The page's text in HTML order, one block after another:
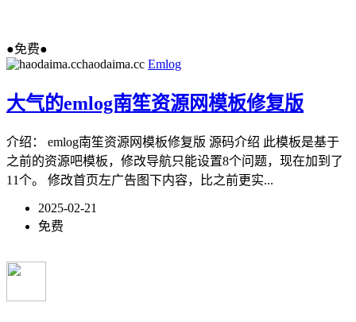
●免费●
haodaima.cc Emlog
大气的emlog南笙资源网模板修复版
介绍： emlog南笙资源网模板修复版 源码介绍 此模板是基于
之前的资源吧模板，修改导航只能设置8个问题，现在加到了
11个。 修改首页左广告图下内容，比之前更实...
2025-02-21
免费